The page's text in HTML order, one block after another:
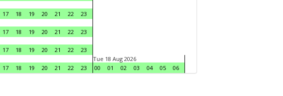
17 18 19 20 21 22
23
17 18 19 20 21 22
23
17 18 19 20 21 22
23
17 18 19 20 21 22 23
Tue 18 Aug 2026
00
01 02 03 04 05 06